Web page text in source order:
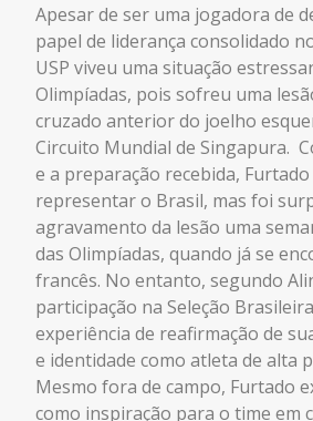
Apesar de ser uma jogadora de
papel de liderança consolidado
USP viveu uma situação
Olimpíadas, pois sofreu uma
cruzado anterior do joelho
Circuito Mundial de Singapura.
e a preparação recebida,
representar o Brasil, mas foi
agravamento da lesão uma
das Olimpíadas, quando já se
francês. No entanto, segundo
participação na Seleção
experiência de reafirmação de
e identidade como atleta de alta
Mesmo fora de campo, Furtado
como inspiração para o time em